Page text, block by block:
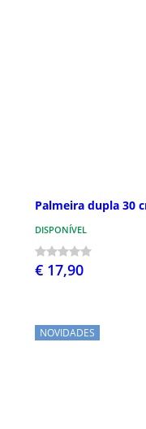
Palmeira dupla 30
DISPONÍVEL
€ 17,90
NOVIDADES